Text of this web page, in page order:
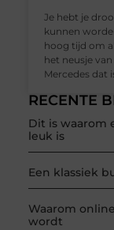
RECENTE
Dit is waarom
leuk is
Een klassiek
Waarom
wordt
Je hebt je
kunnen
hoog tijd om
het neusje
Mercedes dat